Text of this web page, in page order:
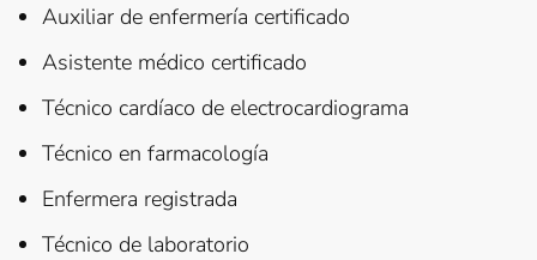
Auxiliar de enfermería certificado
Asistente médico certificado
Técnico cardíaco de electrocardiograma
Técnico en farmacología
Enfermera registrada
Técnico de laboratorio